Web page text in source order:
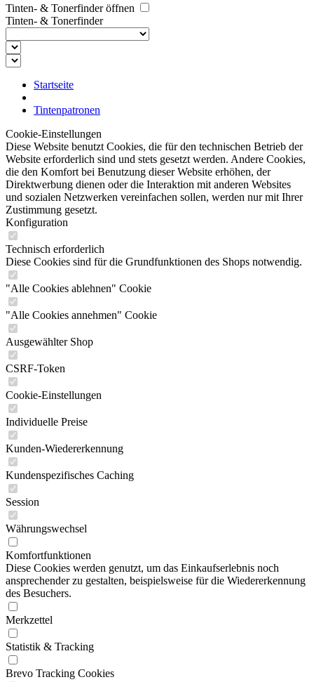
Tinten- & Tonerfinder öffnen
Tinten- & Tonerfinder
Startseite
Tintenpatronen
Cookie-Einstellungen
Diese Website benutzt Cookies, die für den technischen Betrieb der
Website erforderlich sind und stets gesetzt werden. Andere Cookies,
die den Komfort bei Benutzung dieser Website erhöhen, der
Direktwerbung dienen oder die Interaktion mit anderen Websites
und sozialen Netzwerken vereinfachen sollen, werden nur mit Ihrer
Zustimmung gesetzt.
Konfiguration
Technisch erforderlich
Diese Cookies sind für die Grundfunktionen des Shops notwendig.
"Alle Cookies ablehnen" Cookie
"Alle Cookies annehmen" Cookie
Ausgewählter Shop
CSRF-Token
Cookie-Einstellungen
Individuelle Preise
Kunden-Wiedererkennung
Kundenspezifisches Caching
Session
Währungswechsel
Komfortfunktionen
Diese Cookies werden genutzt, um das Einkaufserlebnis noch
ansprechender zu gestalten, beispielsweise für die Wiedererkennung
des Besuchers.
Merkzettel
Statistik & Tracking
Brevo Tracking Cookies